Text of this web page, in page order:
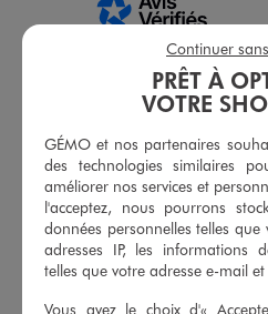
avis soumis à un
Voir tous les avis sur ce site
4étoiles
3étoiles
2étoiles
étoile
Trier les avis
PRÊT À
VOTRE
GÉMO et nos partenaires
des technologies similaires
améliorer nos services et
l'acceptez, nous pourrons
données personnelles telles que
adresses IP, les informations
telles que votre adresse e-mail
Vous avez le choix d'«
Continuer